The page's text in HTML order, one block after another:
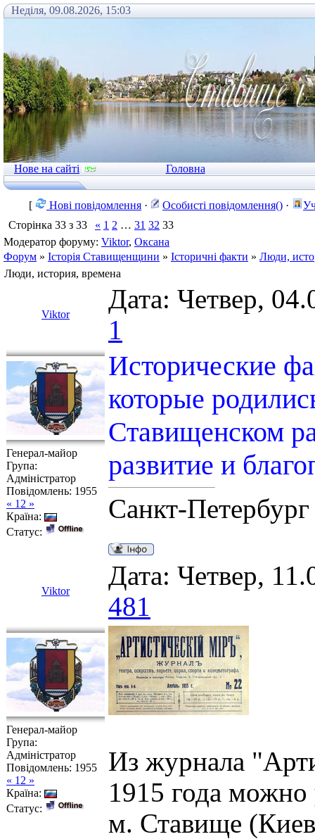
Неділя, 09.08.2026, 15:03
Нове на сайті Головна
[ Нові повідомлення · Особисті повідомлення() ·
Сторінка 33 з 33 « 1 2 … 31 32 33
Модератор форуму: Viktor, Оксана
Форум » Історія Ставищенщини » Історичні факти » Люди,
Люди, история, времена
Viktor
Дата: Четвер,
1
Генерал-майор
Група:
Адміністратор
Повідомлень: 1955
« 12 »
Країна:
Статус:
Исторические
которые
Ставищенском
развитие и
Санкт-Петербург
Viktor
Дата: Четвер,
481
Генерал-майор
Група:
Адміністратор
Повідомлень: 1955
« 12 »
Країна:
Статус:
Из журнала
1915 года
м. Ставище